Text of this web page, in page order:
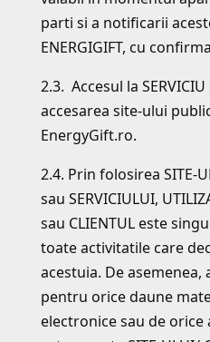
parti si a notificarii
ENERGIGIFT, cu
2.3. Accesul la
accesarea site-ului
EnergyGift.ro.
2.4. Prin folosirea SITE-
sau SERVICIULUI,
sau CLIENTUL este
toate activitatile care
acestuia. De asemenea,
pentru orice daune
electronice sau de